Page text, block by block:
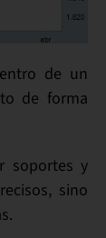
de un
de forma
soportes y
sino